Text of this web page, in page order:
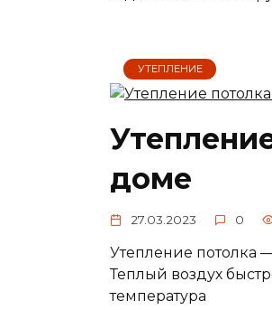
УТЕПЛЕНИЕ
доме
27.03.2023 0
Утепление потолка
Теплый воздух
температура